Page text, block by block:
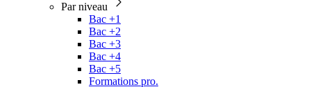
Par niveau
Bac +1
Bac +2
Bac +3
Bac +4
Bac +5
Formations pro.